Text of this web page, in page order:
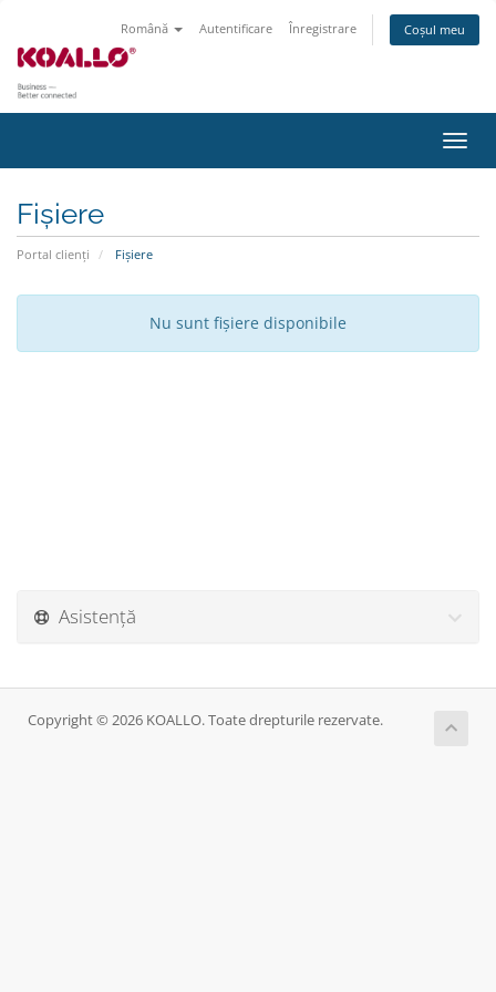
Română Autentificare Înregistrare Coșul meu
Fișiere
Portal clienți Fișiere
Nu sunt fișiere disponibile
Asistență
Copyright © 2026 KOALLO. Toate drepturile rezervate.